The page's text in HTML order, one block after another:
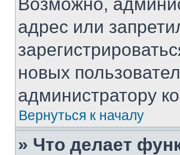
адрес или
новых
администратору
Вернуться к началу
» Что делает